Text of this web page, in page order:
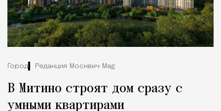
Город Редакция Москвич Mag
В Митино строят дом сразу с
умными квартирами